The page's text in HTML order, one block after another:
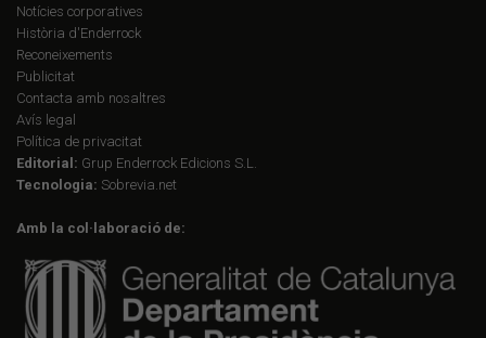
Notícies corporatives
Història d'Enderrock
Reconeixements
Publicitat
Contacta amb nosaltres
Avís legal
Política de privacitat
Editorial: Grup Enderrock Edicions S.L.
Tecnologia: Sobrevia.net
Amb la col·laboració de: